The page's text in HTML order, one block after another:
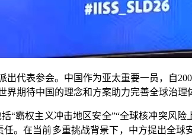
表参会。中国作为亚太重要一员，自
期待中国的理念和方案助力完善全球治理
权主义冲击地区安全”“全球核冲突风险
。在当前多重挑战背景下，中方提出全球